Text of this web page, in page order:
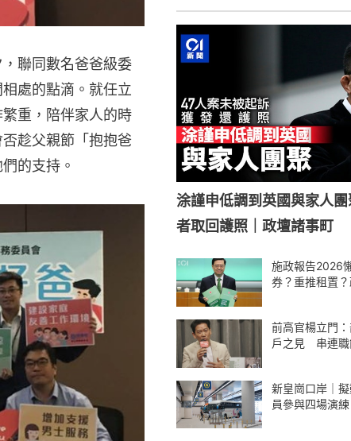
聯同數名爸爸級委
處的點滴。就任立
重，陪伴家人的時
趁父親節「抱抱爸
的支持。
涂謹申低調到英國與家人
者取回護照｜政壇諸事町
施政報告2026
券？重推租置
前高官楊立門
戶之見 串連職
新皇崗口岸｜
員參與四場演